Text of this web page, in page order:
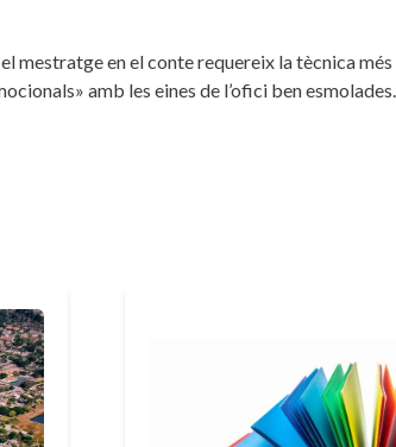
mestratge en el conte requereix la tècnica
amb les eines de l’ofici ben esmolades.